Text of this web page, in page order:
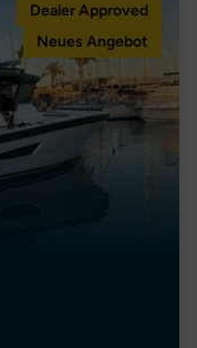
Dealer Approved
Neues Angebot